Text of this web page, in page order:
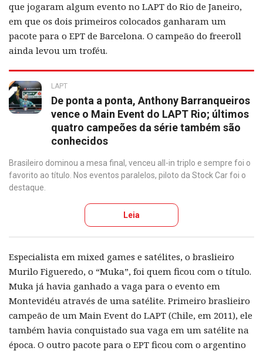
que jogaram algum evento no LAPT do Rio de Janeiro,
em que os dois primeiros colocados ganharam um
pacote para o EPT de Barcelona. O campeão do freeroll
ainda levou um troféu.
LAPT
De ponta a ponta, Anthony Barranqueiros
vence o Main Event do LAPT Rio; últimos
quatro campeões da série também são
conhecidos
Brasileiro dominou a mesa final, venceu all-in triplo e sempre foi o
favorito ao título. Nos eventos paralelos, piloto da Stock Car foi o
destaque.
Leia
Especialista em mixed games e satélites, o braslieiro
Murilo Figueredo, o “Muka”, foi quem ficou com o título.
Muka já havia ganhado a vaga para o evento em
Montevidéu através de uma satélite. Primeiro braslieiro
campeão de um Main Event do LAPT (Chile, em 2011), ele
também havia conquistado sua vaga em um satélite na
época. O outro pacote para o EPT ficou com o argentino